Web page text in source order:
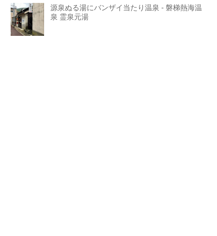
源泉ぬる湯にバンザイ当たり温泉 - 磐梯熱海温
泉 霊泉元湯